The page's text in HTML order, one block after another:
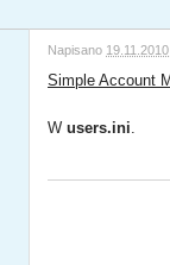
Napisano
Simple Account
Wusers.ini